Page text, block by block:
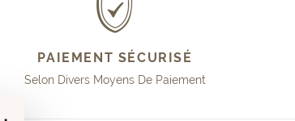
PAIEMENT SÉCURISÉ
Selon Divers Moyens De Paiement